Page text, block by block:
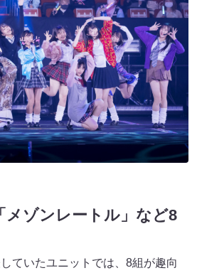
メゾンレートル」など8
ていたユニットでは、8組が趣向